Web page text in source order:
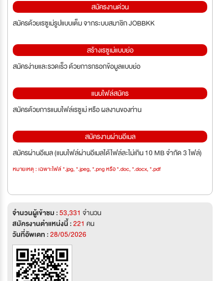
สมัครงานด่วน
สมัครด้วยเรซูเม่รูปแบบเต็ม จากระบบสมาชิก JOBBKK
สร้างเรซูเม่แบบย่อ
สมัครง่ายและรวดเร็ว ด้วยการกรอกข้อมูลแบบย่อ
แนบไฟล์สมัคร
สมัครด้วยการแนบไฟล์เรซูเม่ หรือ ผลงานของท่าน
สมัครงานผ่านอีเมล
สมัครผ่านอีเมล (แนบไฟล์ผ่านอีเมลได้ไฟล์ละไม่เกิน 10 MB จำกัด 3 ไฟล์)
หมายเหตุ : เฉพาะไฟล์ *.jpg, *.jpeg, *.png หรือ *.doc, *.docx, *.pdf
จำนวนผู้เข้าชม :53,331 จำนวน
สมัครงานตำแหน่งนี้ :221 คน
วันที่อัพเดท :28/05/2026